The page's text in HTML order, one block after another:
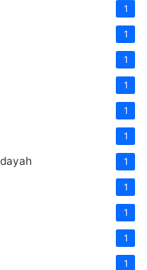
1
1
1
1
1
1
1
1
1
1
1